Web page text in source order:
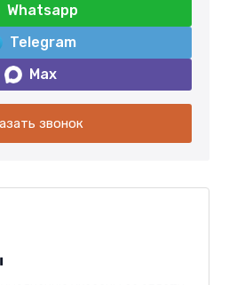
Whatsapp
Telegram
Max
звонок